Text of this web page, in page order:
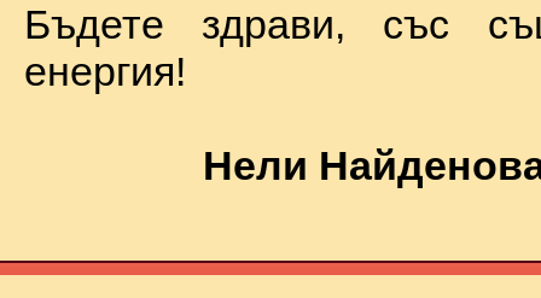
Бъдете здрави, със
енергия!
Нели